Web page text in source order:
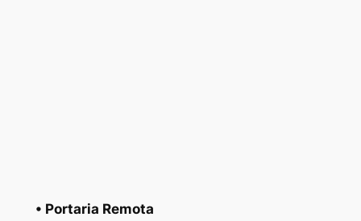
• Portaria Remota